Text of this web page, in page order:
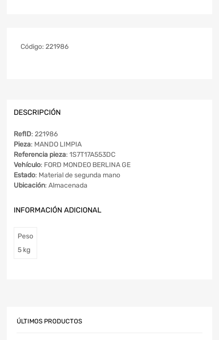
Código: 221986
DESCRIPCIÓN
RefID: 221986
Pieza: MANDO LIMPIA
Referencia pieza: 1S7T17A553DC
Vehículo: FORD MONDEO BERLINA GE
Estado: Material de segunda mano
Ubicación: Almacenada
INFORMACIÓN ADICIONAL
Peso
5 kg
ÚLTIMOS PRODUCTOS